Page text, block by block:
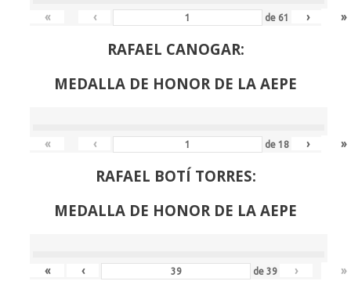
« ‹ de 61 › »
RAFAEL CANOGAR:
MEDALLA DE HONOR DE LA AEPE
« ‹ de18 › »
RAFAEL BOTÍ TORRES:
MEDALLA DE HONOR DE LA AEPE
« ‹ de39 › »